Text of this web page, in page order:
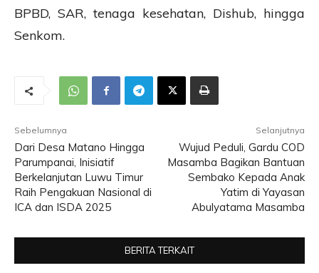
BPBD, SAR, tenaga kesehatan, Dishub, hingga
Senkom.
Sebelumnya
Dari Desa Matano Hingga
Parumpanai, Inisiatif
Berkelanjutan Luwu Timur
Raih Pengakuan Nasional di
ICA dan ISDA 2025
Selanjutnya
Wujud Peduli, Gardu COD
Masamba Bagikan Bantuan
Sembako Kepada Anak
Yatim di Yayasan
Abulyatama Masamba
BERITA TERKAIT